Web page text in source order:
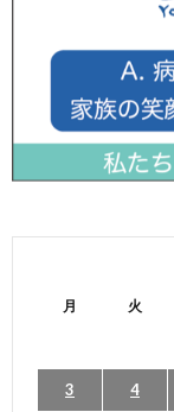
月 火
3 4